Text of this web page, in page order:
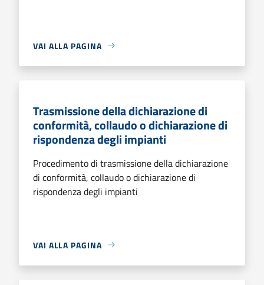
VAI ALLA PAGINA
Trasmissione della dichiarazione di
conformità, collaudo o dichiarazione di
rispondenza degli impianti
Procedimento di trasmissione della dichiarazione
di conformità, collaudo o dichiarazione di
rispondenza degli impianti
VAI ALLA PAGINA